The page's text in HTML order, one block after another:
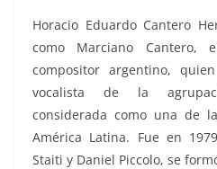
Horacio Eduardo Cantero
como Marciano Cantero,
compositor argentino,
vocalista de la
considerada como una de
América Latina. Fue en
Staiti y Daniel Piccolo, se